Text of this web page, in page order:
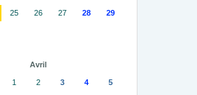
25 26 27 28 29
Avril
1 2 3 4 5